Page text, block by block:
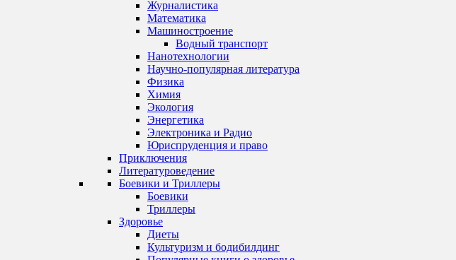
Журналистика
Математика
Машиностроение
Водный транспорт
Нанотехнологии
Научно-популярная литература
Физика
Химия
Экология
Энергетика
Электроника и Радио
Юриспруденция и право
Приключения
Литературоведение
Боевики и Триллеры
Боевики
Триллеры
Здоровье
Диеты
Культуризм и бодибилдинг